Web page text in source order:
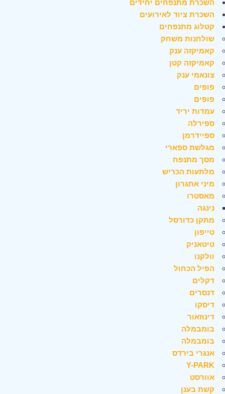
השכרת מתנפחים יחידים
השכרת ציוד לאירועים
קטלוג מתנפחים
שולחנות משחק
קאמיקזה ענק
קאמיקזה קטן
צונאמי ענק
פופים
פופים
עמדות יריד
ספירלה
ספיידרמן
מגלשת ספארי
מסך מתנפח
מלתעות הכריש
מיני אתגרון
מאסטרו
נינגה
מתקן כדורסל
טייפון
טיטאניק
וולקנו
הפיל הכחול
דקלים
דנסרים
דיסקו
דינוזאור
בומבמלה
בומבמלה
אנגרי בירדס
Y-PARK
אוורסט
קשת בענן